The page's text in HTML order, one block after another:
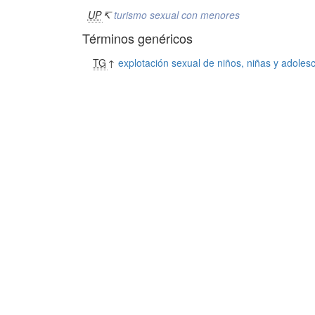
UP ↸turismo sexual con menores
Términos genéricos
TG ↑explotación sexual de niños, niñas y